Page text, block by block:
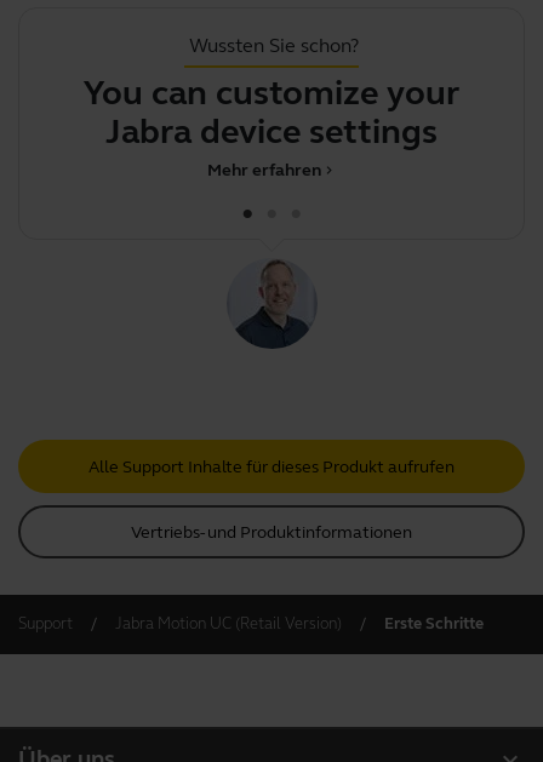
Wussten Sie schon?
You can customize your
Jabra device settings usin
chevron_right
Mehr erfahren
Alle Support Inhalte für dieses Produkt aufrufen
Vertriebs- und Produktinformationen
Support Jabra Motion UC (Retail Version) Erste Schritte